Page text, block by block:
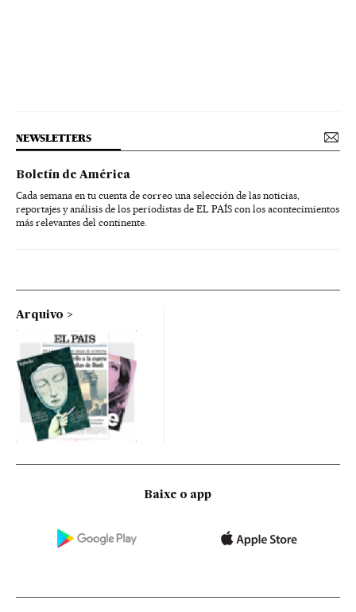
NEWSLETTERS
Boletín de América
Cada semana en tu cuenta de correo una selección de las noticias,
reportajes y análisis de los periodistas de EL PAÍS con los acontecimientos
más relevantes del continente.
Arquivo
Baixe o app